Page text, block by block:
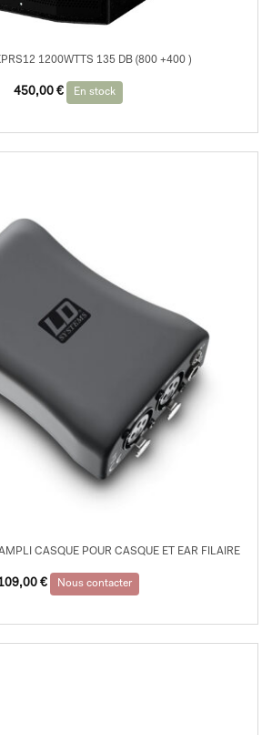
1200WTTS 135 DB (800 +400 )
Le
450,00 €
Le
En stock
CASQUE POUR CASQUE ET EAR FILAIRE
€ Nous contacter